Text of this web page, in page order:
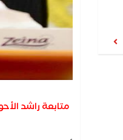
متابعة راشد